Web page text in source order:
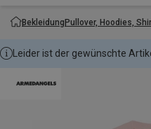
BekleidungPullover, Hoodies,
Leider ist der gewünschte